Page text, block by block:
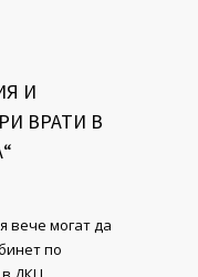
И
ВРАТИ В
вече могат да
по